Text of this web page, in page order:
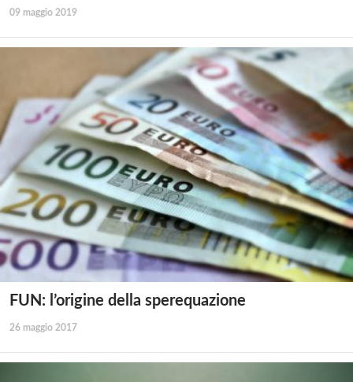
09 maggio 2019
FUN: l’origine della sperequazione
26 maggio 2017